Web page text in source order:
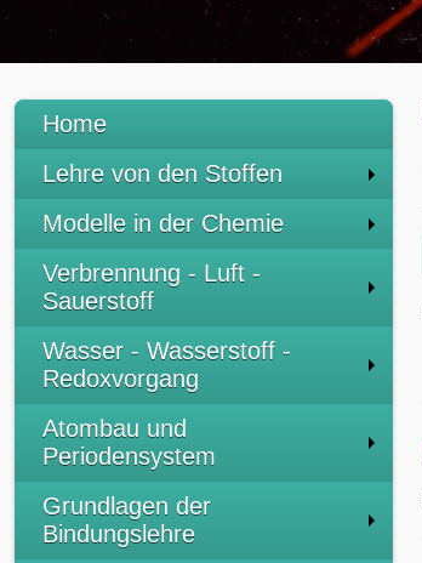
Home
Lehre von den Stoffen
Modelle in der Chemie
Verbrennung - Luft -
Sauerstoff
Wasser - Wasserstoff -
Redoxvorgang
Atombau und
Periodensystem
Grundlagen der
Bindungslehre